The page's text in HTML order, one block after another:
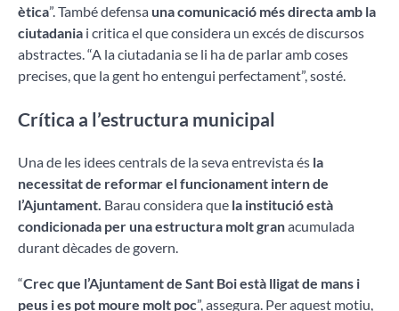
ètica”. També defensa una comunicació més directa amb la
ciutadania i critica el que considera un excés de discursos
abstractes. “A la ciutadania se li ha de parlar amb coses
precises, que la gent ho entengui perfectament”, sosté.
Crítica a l’estructura municipal
Una de les idees centrals de la seva entrevista és la
necessitat de reformar el funcionament intern de
l’Ajuntament. Barau considera que la institució està
condicionada per una estructura molt granacumulada
durant dècades de govern.
“Crec que l’Ajuntament de Sant Boi està lligat de mans i
peus i es pot moure molt poc”, assegura. Per aquest motiu,